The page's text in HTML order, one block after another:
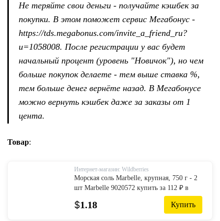
Не теряйте свои деньги - получайте кэшбек за
покупки. В этом поможет сервис Мегабонус -
https://tds.megabonus.com/invite_a_friend_ru?
u=1058008. После регистрации у вас будет
начальный процент (уровень "Новичок"), но чем
больше покупок делаете - тем выше ставка %,
тем больше денег вернёте назад. В Мегабонусе
можно вернуть кэшбек даже за заказы от 1
цента.
Товар:
Интернет-магазин: Wildberries
Морская соль Marbelle, крупная, 750 г - 2
шт Marbelle 9020572 купить за 112 ₽ в
интернет-магазине Wildberries
$1.18 Купить